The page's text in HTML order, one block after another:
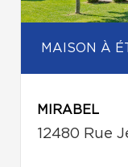
MAISON À
MIRABEL
12480 Rue